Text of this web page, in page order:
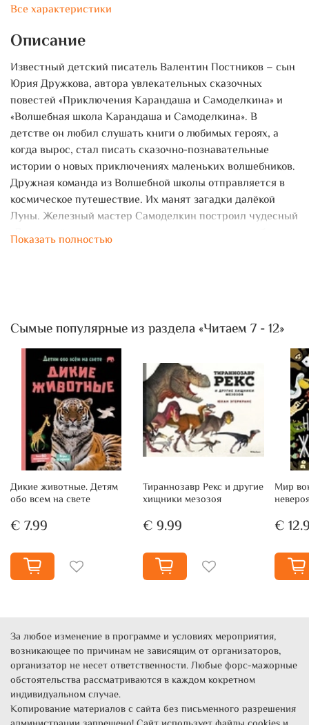
Все характеристики
Описание
Известный детский писатель Валентин Постников – сын
Юрия Дружкова, автора увлекательных сказочных
повестей «Приключения Карандаша и Самоделкина» и
«Волшебная школа Карандаша и Самоделкина». В
детстве он любил слушать книги о любимых героях, а
когда вырос, стал писать сказочно-познавательные
истории о новых приключениях маленьких волшебников.
Дружная команда из Волшебной школы отправляется в
космическое путешествие. Их манят загадки далёкой
Луны. Железный мастер Самоделкин построил чудесный
«Дрындолёт», которому не страшны метеоритные бури.
Показать полностью
Сымые популярные из раздела «Читаем 7 - 12»
Дикие животные. Детям
обо всем на свете
€ 7.99
Тираннозавр Рекс и другие
хищники мезозоя
€ 9.99
Мир
€
За любое изменение в программе и условиях мероприятия,
возникающее по причинам не зависящим от организаторов,
организатор не несет ответственности. Любые форс-мажорные
обстоятельства рассматриваются в каждом кокретном
индивидуальном случае.
Копирование материалов с сайта без письменного разрешения